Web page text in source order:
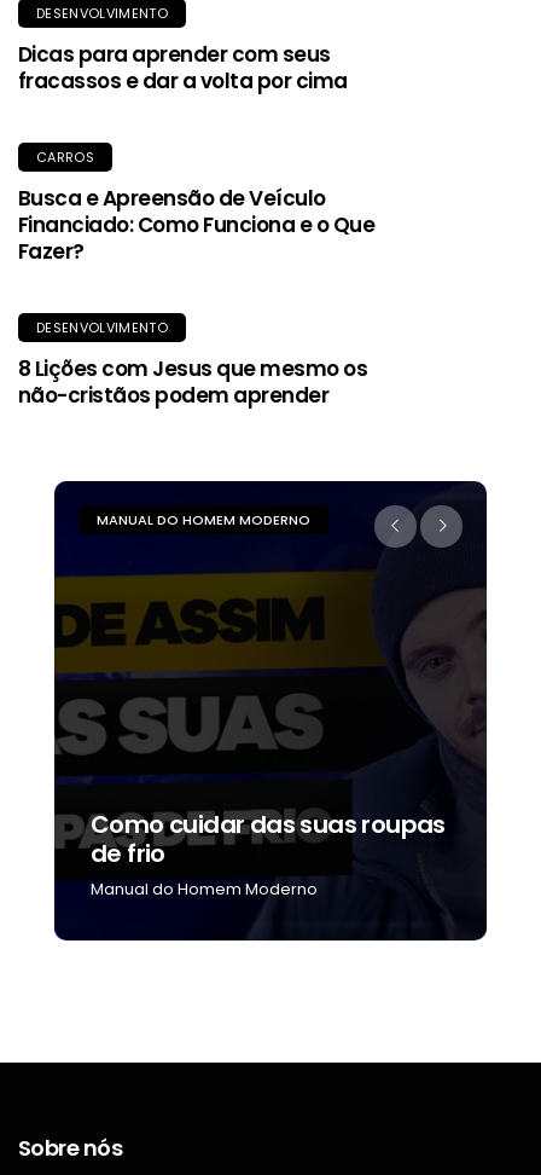
DESENVOLVIMENTO
Dicas para aprender com seus
fracassos e dar a volta por cima
CARROS
Busca e Apreensão de Veículo
Financiado: Como Funciona e o Que
Fazer?
DESENVOLVIMENTO
8 Lições com Jesus que mesmo os
não-cristãos podem aprender
MANUAL DO HOMEM MODERNO
Como cuidar das suas roupas
de frio
Manual do Homem Moderno
Sobre nós